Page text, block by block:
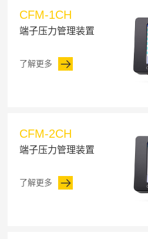
CFM-1CH
端子压力管理装置
了解更多
CFM-2CH
端子压力管理装置
了解更多